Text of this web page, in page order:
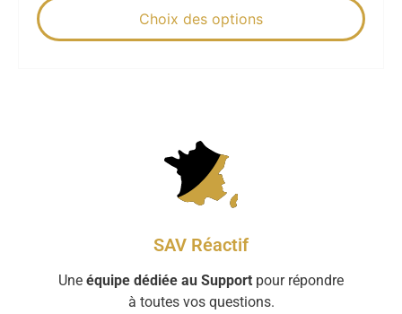
Choix des options
SAV Réactif
Une équipe dédiée au Support pour répondre
à toutes vos questions.